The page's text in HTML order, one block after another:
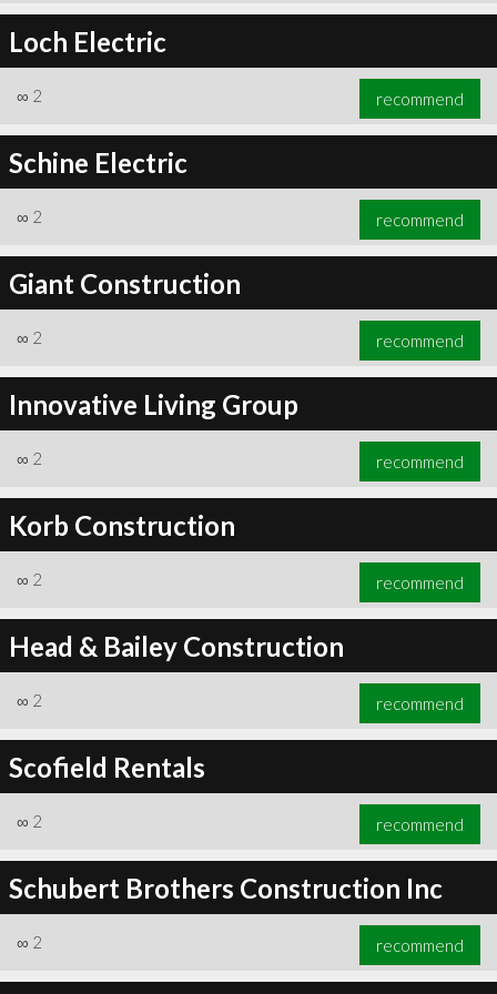
Loch Electric
∞ 2 recommend
Schine Electric
∞ 2 recommend
Giant Construction
∞ 2 recommend
Innovative Living Group
∞ 2 recommend
Korb Construction
∞ 2 recommend
Head & Bailey Construction
∞ 2 recommend
Scofield Rentals
∞ 2 recommend
Schubert Brothers Construction Inc
∞ 2 recommend